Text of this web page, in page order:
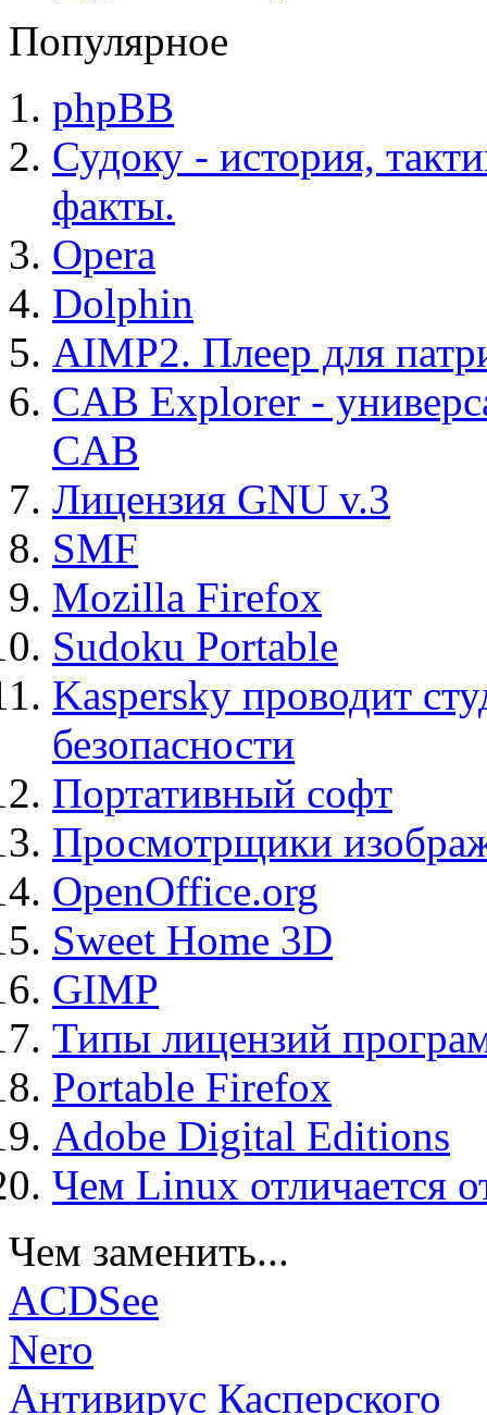
Популярное
phpBB
Судоку - история,
факты.
Opera
Dolphin
AIMP2. Плеер для
CAB Explorer -
CAB
Лицензия GNU v.3
SMF
Mozilla Firefox
Sudoku Portable
Kaspersky проводит
безопасности
Портативный софт
Просмотрщики
OpenOffice.org
Sweet Home 3D
GIMP
Типы лицензий
Portable Firefox
Adobe Digital Editions
Чем Linux отличается
Чем заменить...
ACDSee
Nero
Антивирус Касперского